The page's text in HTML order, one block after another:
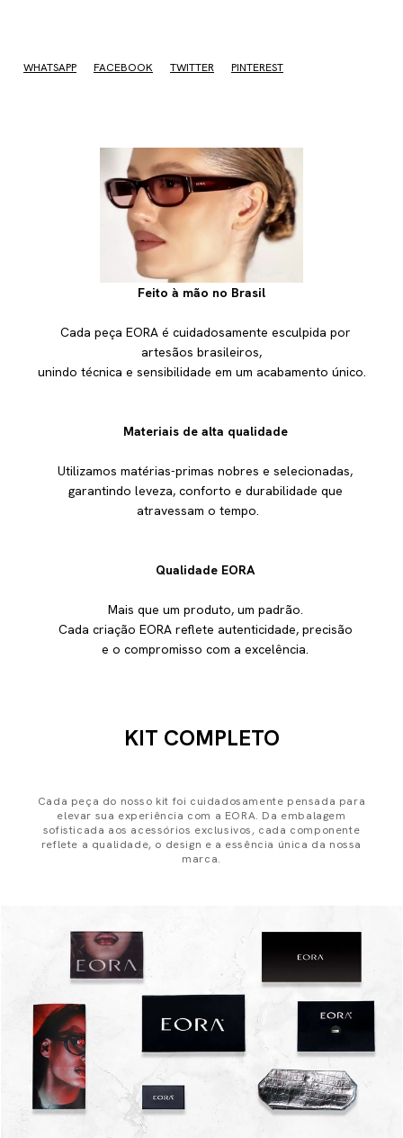
WHATSAPP FACEBOOK TWITTER PINTEREST
Feito à mão no Brasil
Cada peça EORA é cuidadosamente esculpida por
artesãos brasileiros,
unindo técnica e sensibilidade em um acabamento único.
Materiais de alta qualidade
Utilizamos matérias-primas nobres e selecionadas,
garantindo leveza, conforto e durabilidade que
atravessam o tempo.
Qualidade EORA
Mais que um produto, um padrão.
Cada criação EORA reflete autenticidade, precisão
e o compromisso com a excelência.
KIT COMPLETO
Cada peça do nosso kit foi cuidadosamente pensada para
elevar sua experiência com a EORA. Da embalagem
sofisticada aos acessórios exclusivos, cada componente
reflete a qualidade, o design e a essência única da nossa
marca.